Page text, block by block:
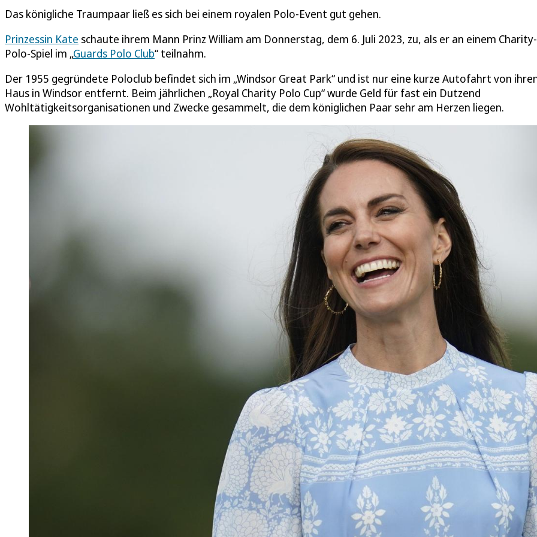
Das königliche Traumpaar ließ es sich bei einem royalen Polo-Event gut gehen.
Prinzessin Kate schaute ihrem Mann Prinz William am Donnerstag, dem 6. Juli 2023, zu, als er an einem Charity-
Polo-Spiel im „Guards Polo Club“ teilnahm.
Der 1955 gegründete Poloclub befindet sich im „Windsor Great Park“ und ist nur eine kurze Autofahrt von
Haus in Windsor entfernt. Beim jährlichen „Royal Charity Polo Cup“ wurde Geld für fast ein Dutzend
Wohltätigkeitsorganisationen und Zwecke gesammelt, die dem königlichen Paar sehr am Herzen liegen.